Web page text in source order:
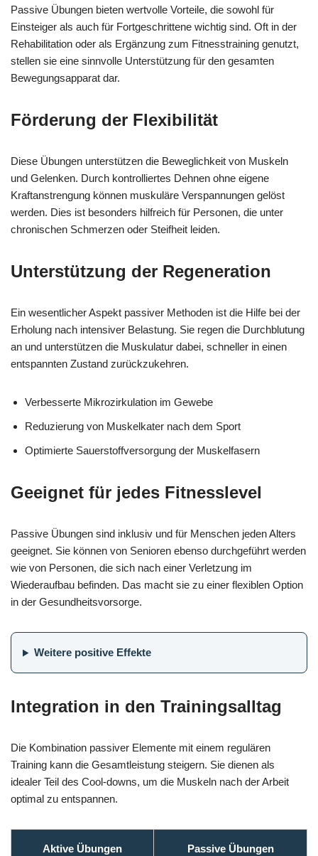
Passive Übungen bieten wertvolle Vorteile, die sowohl für
Einsteiger als auch für Fortgeschrittene wichtig sind. Oft in der
Rehabilitation oder als Ergänzung zum Fitnesstraining genutzt,
stellen sie eine sinnvolle Unterstützung für den gesamten
Bewegungsapparat dar.
Förderung der Flexibilität
Diese Übungen unterstützen die Beweglichkeit von Muskeln
und Gelenken. Durch kontrolliertes Dehnen ohne eigene
Kraftanstrengung können muskuläre Verspannungen gelöst
werden. Dies ist besonders hilfreich für Personen, die unter
chronischen Schmerzen oder Steifheit leiden.
Unterstützung der Regeneration
Ein wesentlicher Aspekt passiver Methoden ist die Hilfe bei der
Erholung nach intensiver Belastung. Sie regen die Durchblutung
an und unterstützen die Muskulatur dabei, schneller in einen
entspannten Zustand zurückzukehren.
Verbesserte Mikrozirkulation im Gewebe
Reduzierung von Muskelkater nach dem Sport
Optimierte Sauerstoffversorgung der Muskelfasern
Geeignet für jedes Fitnesslevel
Passive Übungen sind inklusiv und für Menschen jeden Alters
geeignet. Sie können von Senioren ebenso durchgeführt werden
wie von Personen, die sich nach einer Verletzung im
Wiederaufbau befinden. Das macht sie zu einer flexiblen Option
in der Gesundheitsvorsorge.
Weitere positive Effekte
Integration in den Trainingsalltag
Die Kombination passiver Elemente mit einem regulären
Training kann die Gesamtleistung steigern. Sie dienen als
idealer Teil des Cool-downs, um die Muskeln nach der Arbeit
optimal zu entspannen.
Aktive Übungen Passive Übungen